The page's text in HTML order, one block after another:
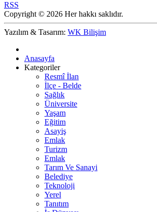
RSS
Copyright © 2026 Her hakkı saklıdır.
Yazılım & Tasarım: WK Bilişim
Anasayfa
Kategoriler
Resmî İlan
İlçe - Belde
Sağlık
Üniversite
Yaşam
Eğitim
Asayiş
Emlak
Turizm
Emlak
Tarım Ve Sanayi
Belediye
Teknoloji
Yerel
Tanıtım